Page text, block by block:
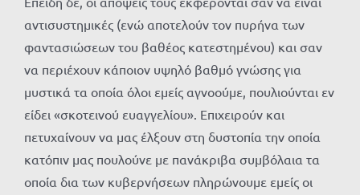
αντισυστημικές (ενώ αποτελούν τον πυρήνα των
φαντασιώσεων του βαθέος κατεστημένου) και σαν
να περιέχουν κάποιον υψηλό βαθμό γνώσης για
μυστικά τα οποία όλοι εμείς αγνοούμε, πουλιούνται εν
είδει «σκοτεινού ευαγγελίου». Επιχειρούν και
πετυχαίνουν να μας έλξουν στη δυστοπία την οποία
κατόπιν μας πουλούνε με πανάκριβα συμβόλαια τα
οποία δια των κυβερνήσεων πληρώνουμε εμείς οι